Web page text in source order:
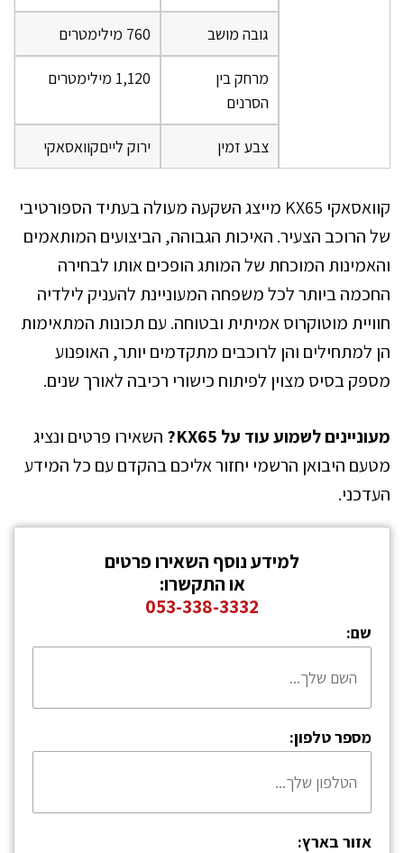
גובה מושב 760 מילימטרים
מרחק בין
הסרנים
1,120 מילימטרים
צבע זמין ירוק לייםקוואסאקי
קוואסאקי KX65 מייצג השקעה מעולה בעתיד הספורטיבי
של הרוכב הצעיר. האיכות הגבוהה, הביצועים המותאמים
והאמינות המוכחת של המותג הופכים אותו לבחירה
החכמה ביותר לכל משפחה המעוניינת להעניק לילדיה
חוויית מוטוקרוס אמיתית ובטוחה. עם תכונות המתאימות
הן למתחילים והן לרוכבים מתקדמים יותר, האופנוע
מספק בסיס מצוין לפיתוח כישורי רכיבה לאורך שנים.
מעוניינים לשמוע עוד על KX65?
השאירו פרטים ונציג
מטעם היבואן הרשמי יחזור אליכם בהקדם עם כל המידע
העדכני.
למידע נוסף השאירו פרטים
או התקשרו:
053-338-3332
שם:
מספר טלפון:
אזור בארץ: